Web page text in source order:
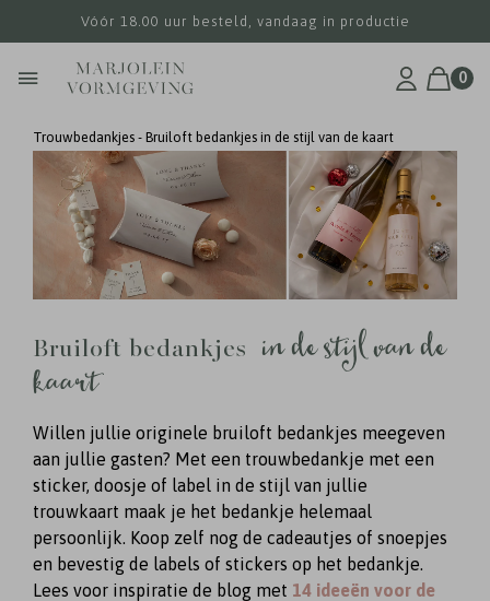
Vóór 18.00 uur besteld, vandaag in productie
0
Trouwbedankjes - Bruiloft bedankjes in de stijl van de kaart
Bruiloft bedankjes
in de stijl van de
kaart
Willen jullie originele bruiloft bedankjes meegeven
aan jullie gasten? Met een trouwbedankje met een
sticker, doosje of label in de stijl van jullie
trouwkaart maak je het bedankje helemaal
persoonlijk. Koop zelf nog de cadeautjes of snoepjes
en bevestig de labels of stickers op het bedankje.
Lees voor inspiratie de blog met 14 ideeën voor de